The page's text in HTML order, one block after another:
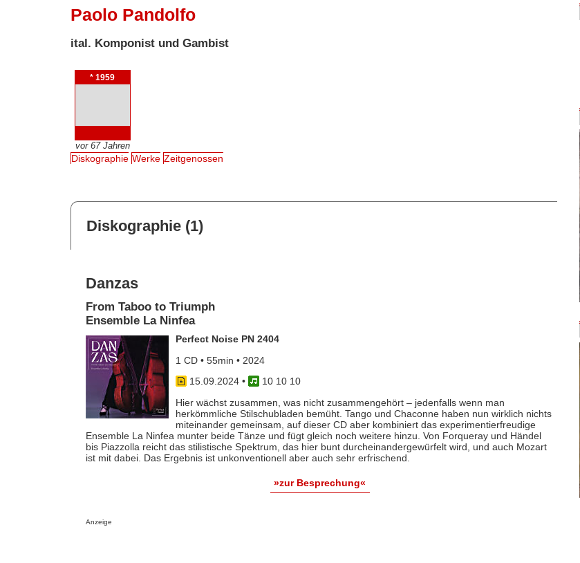
Paolo Pandolfo
ital. Komponist und Gambist
* 1959
vor 67 Jahren
Diskographie Werke Zeitgenossen
Diskographie (1)
Danzas
From Taboo to Triumph
Ensemble La Ninfea
Perfect Noise PN 2404
1 CD • 55min • 2024
15.09.2024•
10 10 10
Hier wächst zusammen, was nicht zusammengehört – jedenfalls wenn man
herkömmliche Stilschubladen bemüht. Tango und Chaconne haben nun wirklich nichts
miteinander gemeinsam, auf dieser CD aber kombiniert das experimentierfreudige
Ensemble La Ninfea munter beide Tänze und fügt gleich noch weitere hinzu. Von Forqueray und Händel
bis Piazzolla reicht das stilistische Spektrum, das hier bunt durcheinandergewürfelt wird, und auch Mozart
ist mit dabei. Das Ergebnis ist unkonventionell aber auch sehr erfrischend.
»zur Besprechung«
Anzeige